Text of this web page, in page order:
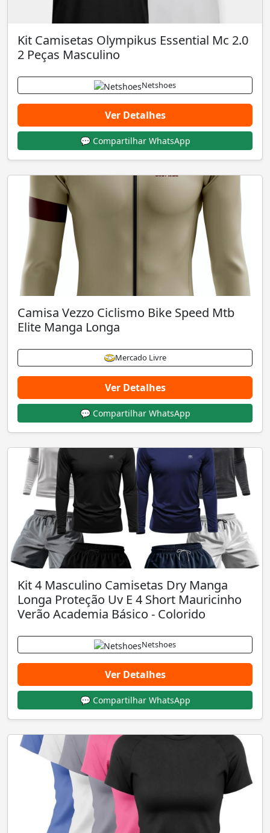
Kit Camisetas Olympikus Essential Mc 2.0
2 Peças Masculino
Netshoes
Ver Detalhes
💬 Compartilhar WhatsApp
Camisa Vezzo Ciclismo Bike Speed Mtb
Elite Manga Longa
Mercado Livre
Ver Detalhes
💬 Compartilhar WhatsApp
Kit 4 Masculino Camisetas Dry Manga
Longa Proteção Uv E 4 Short Mauricinho
Verão Academia Básico - Colorido
Netshoes
Ver Detalhes
💬 Compartilhar WhatsApp